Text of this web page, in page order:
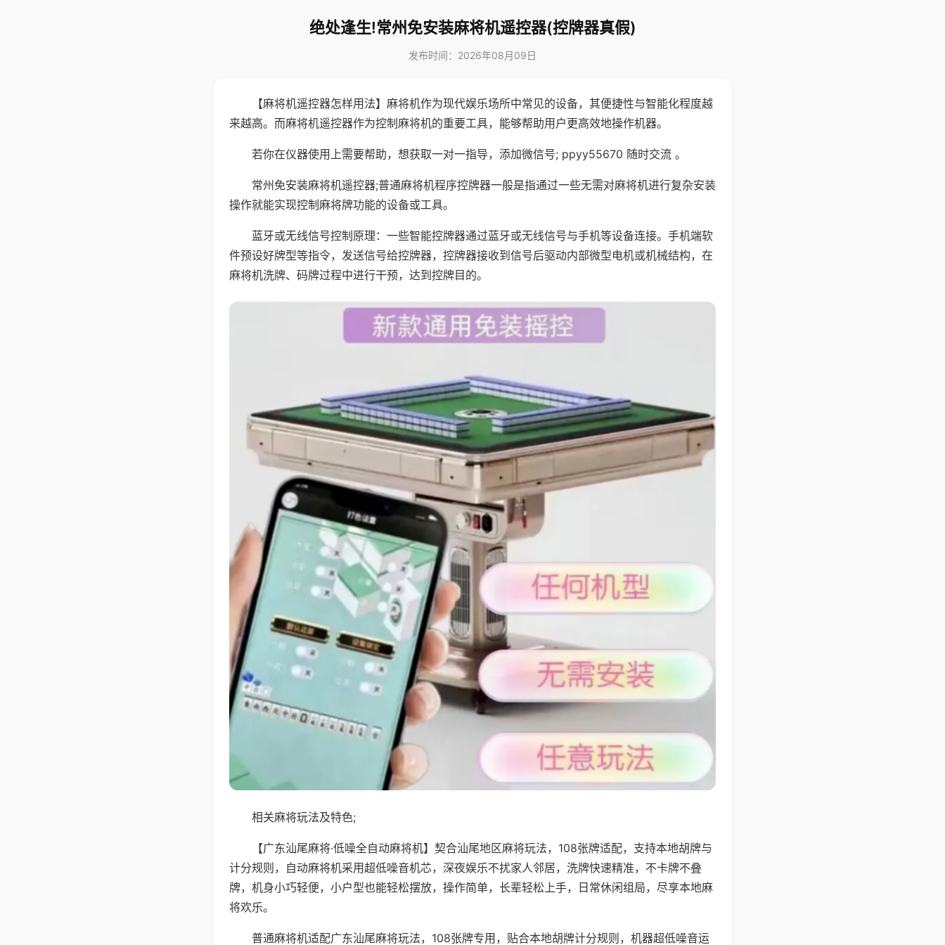
绝处逢生!常州免安装麻将机遥控器(控牌器真假)
发布时间：2026年08月09日
【麻将机遥控器怎样用法】麻将机作为现代娱乐场所中常见的设备，其便捷性与智能化程度越
来越高。而麻将机遥控器作为控制麻将机的重要工具，能够帮助用户更高效地操作机器。
若你在仪器使用上需要帮助，想获取一对一指导，添加微信号; ppyy55670 随时交流 。
常州免安装麻将机遥控器;普通麻将机程序控牌器一般是指通过一些无需对麻将机进行复杂安装
操作就能实现控制麻将牌功能的设备或工具。
蓝牙或无线信号控制原理：一些智能控牌器通过蓝牙或无线信号与手机等设备连接。手机端软
件预设好牌型等指令，发送信号给控牌器，控牌器接收到信号后驱动内部微型电机或机械结构，在
麻将机洗牌、码牌过程中进行干预，达到控牌目的。
相关麻将玩法及特色;
【广东汕尾麻将·低噪全自动麻将机】契合汕尾地区麻将玩法，108张牌适配，支持本地胡牌与
计分规则，自动麻将机采用超低噪音机芯，深夜娱乐不扰家人邻居，洗牌快速精准，不卡牌不叠
牌，机身小巧轻便，小户型也能轻松摆放，操作简单，长辈轻松上手，日常休闲组局，尽享本地麻
将欢乐。
普通麻将机适配广东汕尾麻将玩法，108张牌专用，贴合本地胡牌计分规则，机器超低噪音运